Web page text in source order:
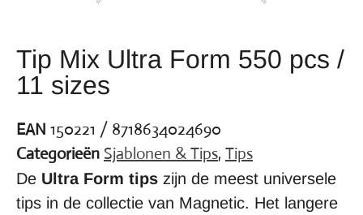
Tip Mix Ultra Form 550 pcs /
11 sizes
EAN 150221 / 8718634024690
Categorieën Sjablonen & Tips, Tips
De Ultra Form tips zijn de meest universele
tips in de collectie van Magnetic. Het langere